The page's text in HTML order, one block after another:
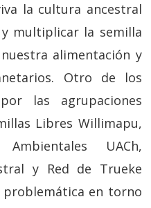
la cultura ancestral
multiplicar la semilla
alimentación y
Otro de los
las agrupaciones
Libres Willimapu,
UACh,
y Red de Trueke
problemática en torno